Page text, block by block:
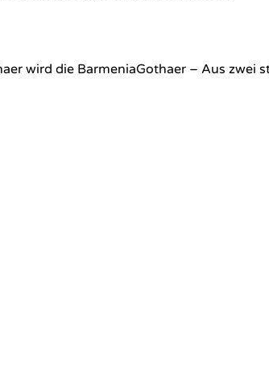
wird die BarmeniaGothaer – Aus zwei